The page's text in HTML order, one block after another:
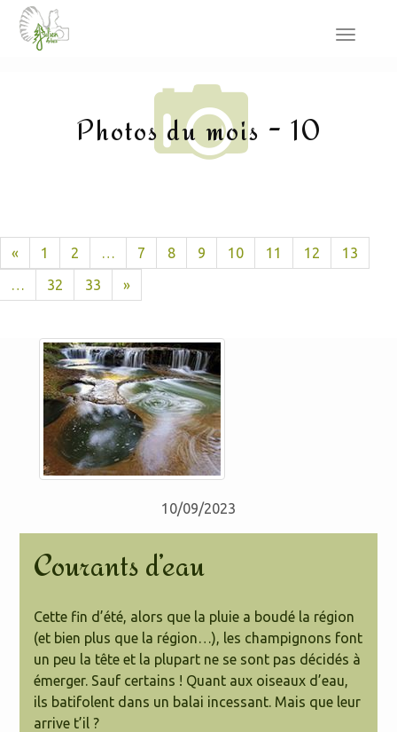
Toggle
Photos du mois - 10
« 1 2 … 7 8 9 10 11 12
13
…
32 33 »
10/09/2023
Courants d’eau
Cette fin d’été, alors que la pluie a boudé la région
(et bien plus que la région…), les champignons font
un peu la tête et la plupart ne se sont pas décidés à
émerger. Sauf certains ! Quant aux oiseaux d’eau,
ils batifolent dans un balai incessant. Mais que leur
arrive t’il ?